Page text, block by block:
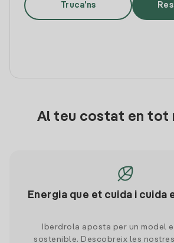
Truca'ns
Al teu costat en tot
Energia que et cuida i cuida
Iberdrola aposta per un model
sostenible. Descobreix les